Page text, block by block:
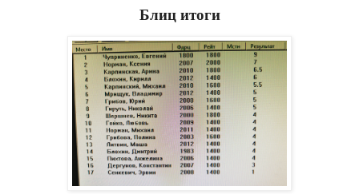
Блиц итоги